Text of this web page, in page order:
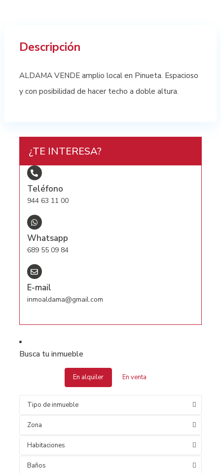
Descripción
ALDAMA VENDE amplio local en Pinueta. Espacioso
y con posibilidad de hacer techo a doble altura.
¿TE INTERESA?
Teléfono
944 63 11 00
Whatsapp
689 55 09 84
E-mail
inmoaldama@gmail.com
Busca tu inmueble
En alquiler En venta
Tipo de inmueble
Zona
Habitaciones
Baños